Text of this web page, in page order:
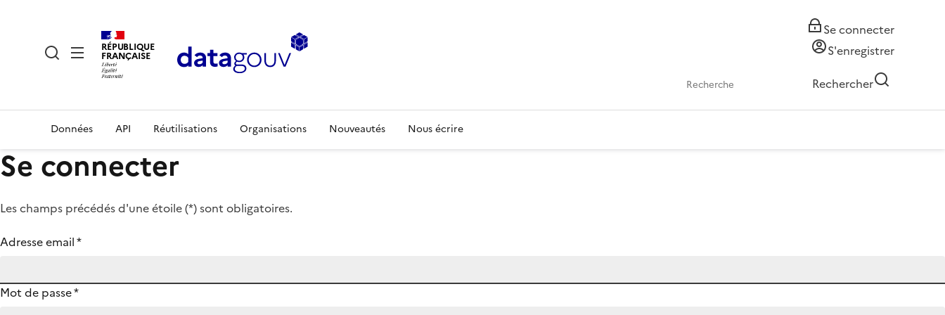
RÉPUBLIQUE
FRANÇAISE
Se connecter
S'enregistrer
Rechercher
Données API Réutilisations Organisations Nouveautés Nous écrire
Se connecter
Les champs précédés d'une étoile (*) sont obligatoires.
Adresse email*
Mot de passe*